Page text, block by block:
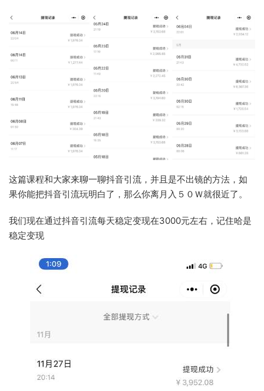
这篇课程和大家来聊一聊抖音引流，并且是不出镜的方法，如
果你能把抖音引流玩明白了，那么你离月入５０Ｗ就很近了。
我们现在通过抖音引流每天稳定变现在3000元左右，记住哈是
稳定变现